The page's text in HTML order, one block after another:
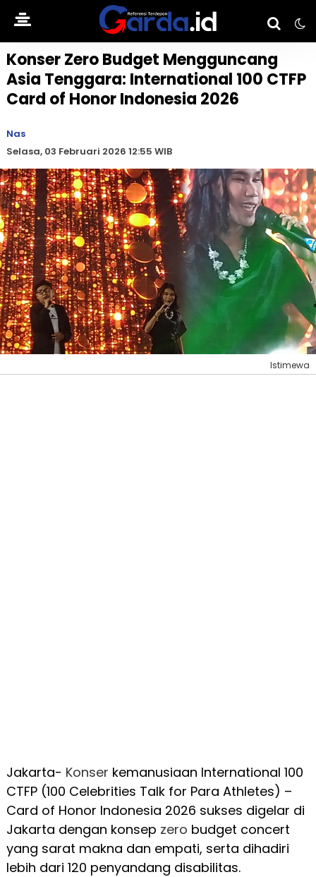
Konser Zero Budget Mengguncang
Asia Tenggara: International 100 CTFP
Card of Honor Indonesia 2026
Nas
Selasa, 03 Februari 2026 12:55 WIB
Istimewa
Jakarta- Konser kemanusiaan International 100
CTFP (100 Celebrities Talk for Para Athletes) –
Card of Honor Indonesia 2026 sukses digelar di
Jakarta dengan konsep zero budget concert
yang sarat makna dan empati, serta dihadiri
lebih dari 120 penyandang disabilitas.